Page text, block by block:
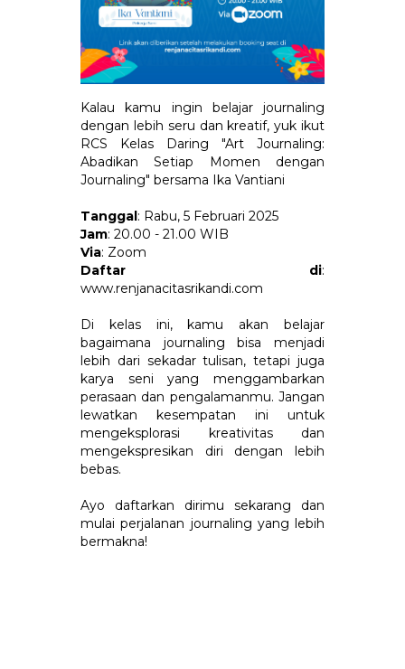
Kalau kamu ingin belajar journaling
dengan lebih seru dan kreatif, yuk ikut
RCS Kelas Daring "Art Journaling:
Abadikan Setiap Momen dengan
Journaling" bersama Ika Vantiani
Tanggal: Rabu, 5 Februari 2025
Jam: 20.00 - 21.00 WIB
Via: Zoom
Daftar di:
www.renjanacitasrikandi.com
Di kelas ini, kamu akan belajar
bagaimana journaling bisa menjadi
lebih dari sekadar tulisan, tetapi juga
karya seni yang menggambarkan
perasaan dan pengalamanmu. Jangan
lewatkan kesempatan ini untuk
mengeksplorasi kreativitas dan
mengekspresikan diri dengan lebih
bebas.
Ayo daftarkan dirimu sekarang dan
mulai perjalanan journaling yang lebih
bermakna!